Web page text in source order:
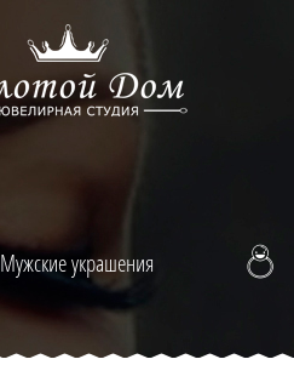
Мужские украшения